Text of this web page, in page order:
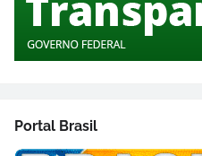
Portal Brasil